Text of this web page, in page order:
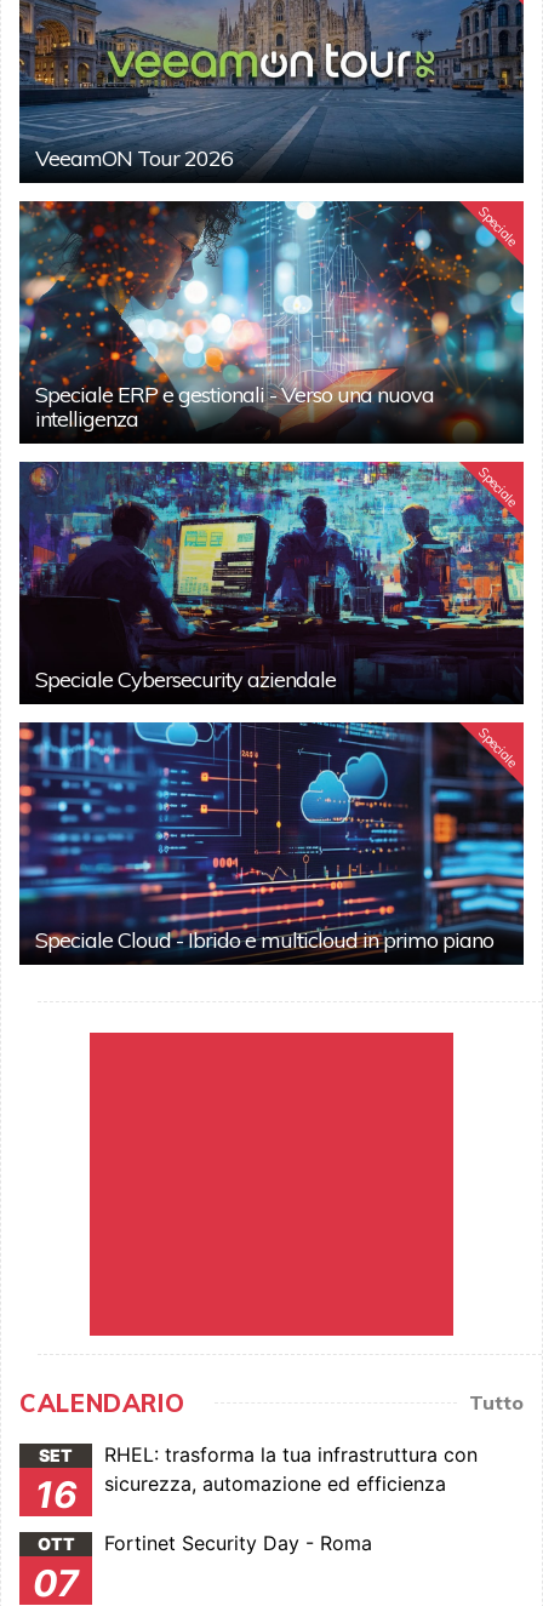
VeeamON Tour 2026
Speciale
Speciale ERP e gestionali - Verso una nuova
intelligenza
Speciale
Speciale Cybersecurity aziendale
Speciale
Speciale Cloud - Ibrido e multicloud in primo piano
CALENDARIO Tutto
SET
16
RHEL: trasforma la tua infrastruttura con
sicurezza, automazione ed efficienza
OTT
07
Fortinet Security Day - Roma